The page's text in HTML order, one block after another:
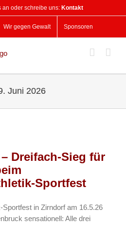
an oder schreibe uns: Kontakt
Wir gegen Gewalt Sponsoren
Juni 2026
Dreifach-Sieg für
Sportfest
in Zirndorf am 16.5.26
sensationell: Alle drei